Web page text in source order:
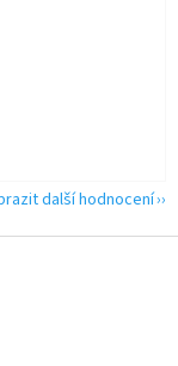
další hodnocení